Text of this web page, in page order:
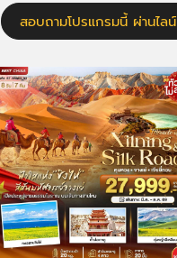
สอบถามโปรแกรมนี้ ผ่านไลน์